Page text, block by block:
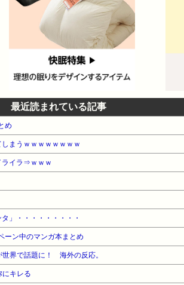
最近読まれている記事
め
まうｗｗｗｗｗｗｗｗ
ライラ⇒ｗｗｗ
」・・・・・・・・・
ーン中のマンガ本まとめ
世界で話題に！ 海外の反応。
にキレる